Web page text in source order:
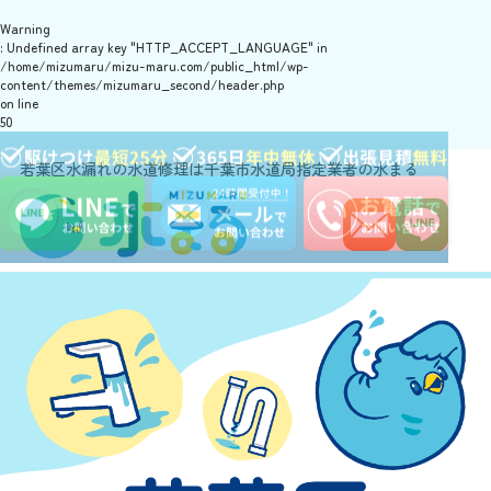
Warning
: Undefined array key "HTTP_ACCEPT_LANGUAGE" in
/home/mizumaru/mizu-maru.com/public_html/wp-
content/themes/mizumaru_second/header.php
on line
50
若葉区水漏れの水道修理は千葉市水道局指定業者の水まる